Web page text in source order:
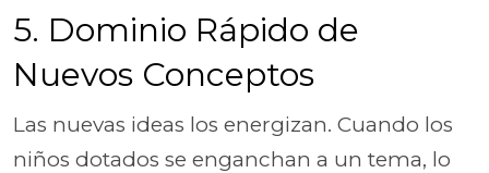
5. Dominio Rápido de
Nuevos Conceptos
Las nuevas ideas los energizan. Cuando los
niños dotados se enganchan a un tema, lo